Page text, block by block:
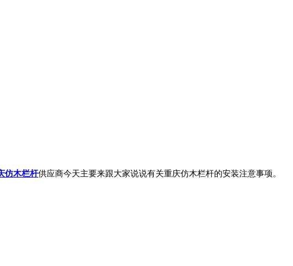
仿木栏杆供应商今天主要来跟大家说说有关重庆仿木栏杆的安装注意事项。